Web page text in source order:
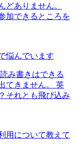
どありません。
加できるところを
悩んでいます
み書きはできる
てきません。 英
それとも飛び込み
用について教えて